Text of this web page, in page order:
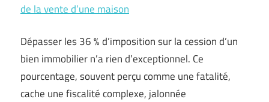
de la vente d’une maison
Dépasser les 36 % d’imposition sur la cession d’un
bien immobilier n’a rien d’exceptionnel. Ce
pourcentage, souvent perçu comme une fatalité,
cache une fiscalité complexe, jalonnée